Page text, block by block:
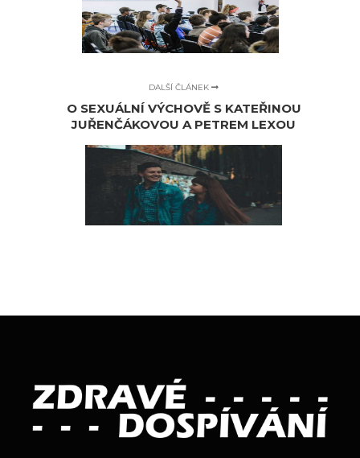
DALŠÍ ČLÁNEK
O SEXUÁLNÍ VÝCHOVĚ S KATEŘINOU
JUŘENČÁKOVOU A PETREM LEXOU